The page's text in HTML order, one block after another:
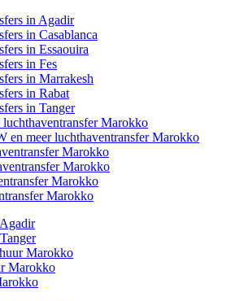
in Agadir
in Casablanca
in Essaouira
in Fes
in Marrakesh
in Rabat
in Tanger
Marokko
en meer luchthaventransfer Marokko
Marokko
Marokko
Marokko
Marokko
Marokko
Marokko